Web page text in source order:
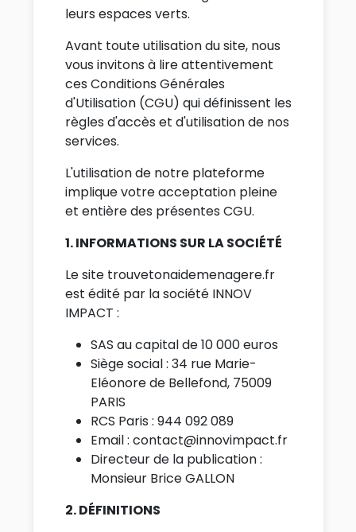
leurs espaces verts.
Avant toute utilisation du site, nous
vous invitons à lire attentivement
ces Conditions Générales
d'Utilisation (CGU) qui définissent les
règles d'accès et d'utilisation de nos
services.
L'utilisation de notre plateforme
implique votre acceptation pleine
et entière des présentes CGU.
1. INFORMATIONS SUR LA SOCIÉTÉ
Le site trouvetonaidemenagere.fr
est édité par la société INNOV
IMPACT :
SAS au capital de 10 000 euros
Siège social : 34 rue Marie-
Eléonore de Bellefond, 75009
PARIS
RCS Paris : 944 092 089
Email : contact@innovimpact.fr
Directeur de la publication :
Monsieur Brice GALLON
2. DÉFINITIONS